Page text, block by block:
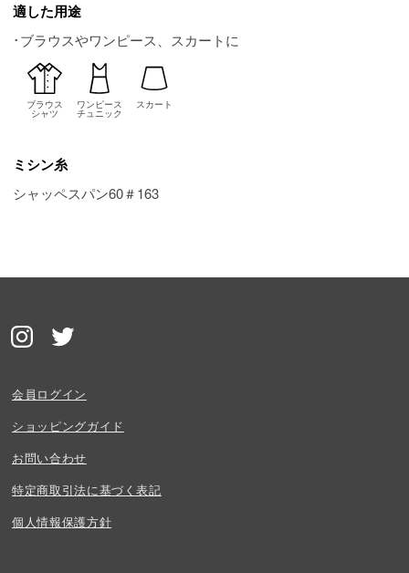
適した用途
･ブラウスやワンピース、スカートに
ブラウス
シャツ
ワンピース
チュニック
スカート
ミシン糸
シャッペスパン60＃163
会員ログイン
ショッピングガイド
お問い合わせ
特定商取引法に基づく表記
個人情報保護方針